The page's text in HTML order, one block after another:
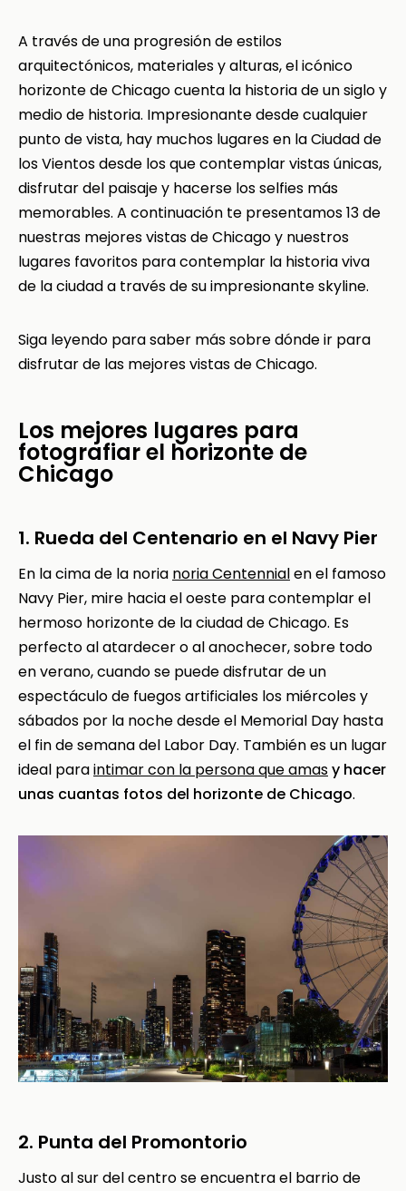
A través de una progresión de estilos
arquitectónicos, materiales y alturas, el icónico
horizonte de Chicago cuenta la historia de un siglo y
medio de historia. Impresionante desde cualquier
punto de vista, hay muchos lugares en la Ciudad de
los Vientos desde los que contemplar vistas únicas,
disfrutar del paisaje y hacerse los selfies más
memorables. A continuación te presentamos 13 de
nuestras mejores vistas de Chicago y nuestros
lugares favoritos para contemplar la historia viva
de la ciudad a través de su impresionante skyline.
Siga leyendo para saber más sobre dónde ir para
disfrutar de las mejores vistas de Chicago.
Los mejores lugares para
fotografiar el horizonte de
Chicago
1. Rueda del Centenario en el Navy Pier
En la cima de la noria noria Centennialen el famoso
Navy Pier, mire hacia el oeste para contemplar el
hermoso horizonte de la ciudad de Chicago. Es
perfecto al atardecer o al anochecer, sobre todo
en verano, cuando se puede disfrutar de un
espectáculo de fuegos artificiales los miércoles y
sábados por la noche desde el Memorial Day hasta
el fin de semana del Labor Day. También es un lugar
ideal paraintimar con la persona que amasy hacer
unas cuantas fotos del horizonte de Chicago.
2. Punta del Promontorio
Justo al sur del centro se encuentra el barrio de